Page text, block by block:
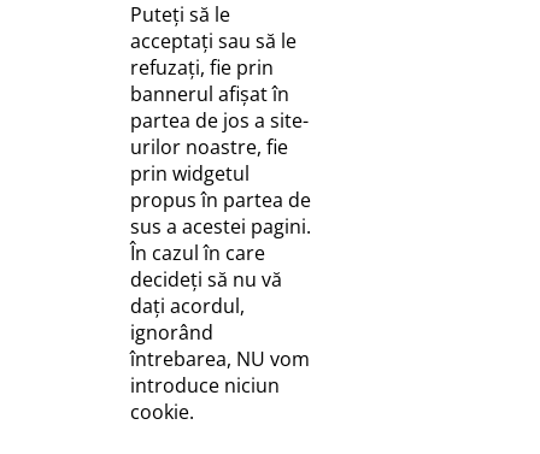
Puteți să le
acceptați sau să le
refuzați, fie prin
bannerul afișat în
partea de jos a site-
urilor noastre, fie
prin widgetul
propus în partea de
sus a acestei pagini.
În cazul în care
decideți să nu vă
dați acordul,
ignorând
întrebarea, NU vom
introduce niciun
cookie.